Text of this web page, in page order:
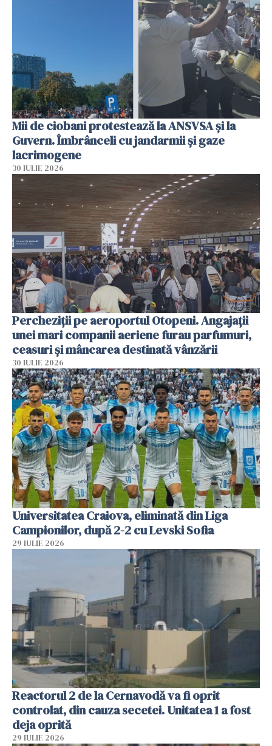
Mii de ciobani protestează la ANSVSA și la
Guvern. Îmbrânceli cu jandarmii și gaze
lacrimogene
30 IULIE 2026
Percheziții pe aeroportul Otopeni. Angajații
unei mari companii aeriene furau parfumuri,
ceasuri și mâncarea destinată vânzării
30 IULIE 2026
Universitatea Craiova, eliminată din Liga
Campionilor, după 2-2 cu Levski Sofia
29 IULIE 2026
Reactorul 2 de la Cernavodă va fi oprit
controlat, din cauza secetei. Unitatea 1 a fost
deja oprită
29 IULIE 2026